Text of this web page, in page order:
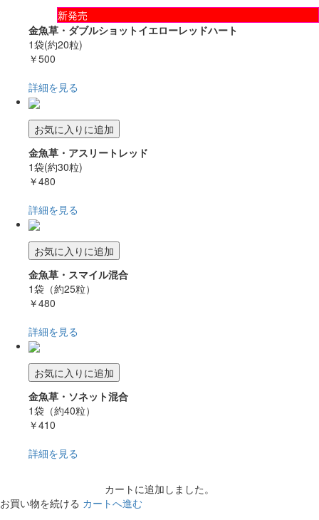
新発売
金魚草・ダブルショットイエローレッドハート
1袋(約20粒)
￥500
詳細を見る
お気に入りに追加
金魚草・アスリートレッド
1袋(約30粒)
￥480
詳細を見る
お気に入りに追加
金魚草・スマイル混合
1袋（約25粒）
￥480
詳細を見る
お気に入りに追加
金魚草・ソネット混合
1袋（約40粒）
￥410
詳細を見る
カートに追加しました。
お買い物を続ける カートへ進む